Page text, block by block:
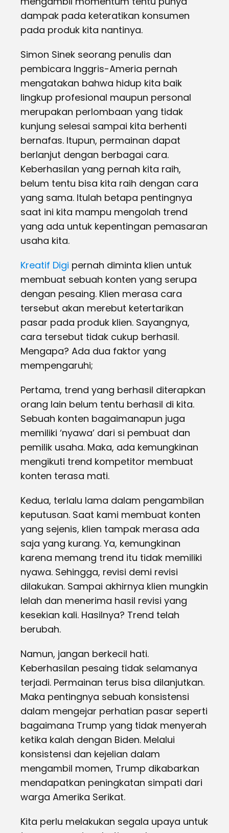
dampak pada keteratikan konsumen
pada produk kita nantinya.
Simon Sinek seorang penulis dan
pembicara Inggris-Ameria pernah
mengatakan bahwa hidup kita baik
lingkup profesional maupun personal
merupakan perlombaan yang tidak
kunjung selesai sampai kita berhenti
bernafas. Itupun, permainan dapat
berlanjut dengan berbagai cara.
Keberhasilan yang pernah kita raih,
belum tentu bisa kita raih dengan cara
yang sama. Itulah betapa pentingnya
saat ini kita mampu mengolah trend
yang ada untuk kepentingan pemasaran
usaha kita.
Kreatif Digi pernah diminta klien untuk
membuat sebuah konten yang serupa
dengan pesaing. Klien merasa cara
tersebut akan merebut ketertarikan
pasar pada produk klien. Sayangnya,
cara tersebut tidak cukup berhasil.
Mengapa? Ada dua faktor yang
mempengaruhi;
Pertama, trend yang berhasil diterapkan
orang lain belum tentu berhasil di kita.
Sebuah konten bagaimanapun juga
memiliki ‘nyawa’ dari si pembuat dan
pemilik usaha. Maka, ada kemungkinan
mengikuti trend kompetitor membuat
konten terasa mati.
Kedua, terlalu lama dalam pengambilan
keputusan. Saat kami membuat konten
yang sejenis, klien tampak merasa ada
saja yang kurang. Ya, kemungkinan
karena memang trend itu tidak memiliki
nyawa. Sehingga, revisi demi revisi
dilakukan. Sampai akhirnya klien mungkin
lelah dan menerima hasil revisi yang
kesekian kali. Hasilnya? Trend telah
berubah.
Namun, jangan berkecil hati.
Keberhasilan pesaing tidak selamanya
terjadi. Permainan terus bisa dilanjutkan.
Maka pentingnya sebuah konsistensi
dalam mengejar perhatian pasar seperti
bagaimana Trump yang tidak menyerah
ketika kalah dengan Biden. Melalui
konsistensi dan kejelian dalam
mengambil momen, Trump dikabarkan
mendapatkan peningkatan simpati dari
warga Amerika Serikat.
Kita perlu melakukan segala upaya untuk